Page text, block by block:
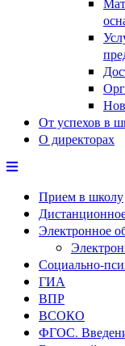
От успехов в
О директорах
Прием в школу
Электронное
Социально-
ГИА
ВПР
ВСОКО
ФГОС.